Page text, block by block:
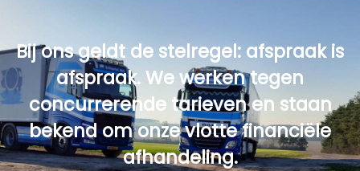
Bij ons geldt de stelregel: afspraak is
afspraak. We werken tegen
concurrerende tarieven en staan
bekend om onze vlotte financiële
afhandeling.